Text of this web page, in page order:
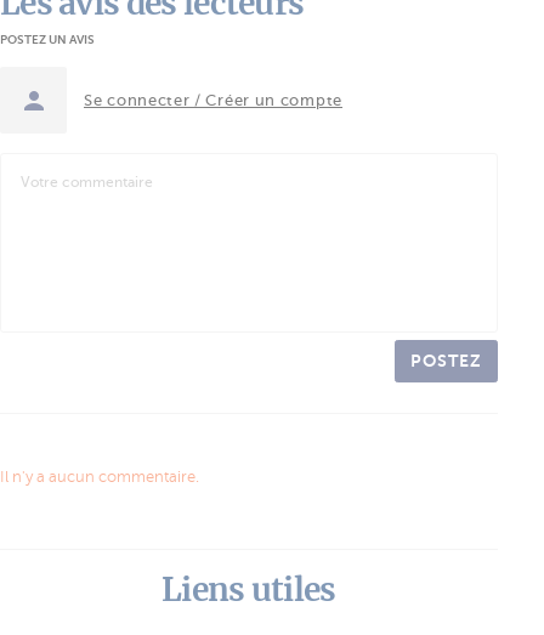
POSTEZ UN AVIS
Se connecter / Créer un compte
POSTEZ
Il n'y a aucun commentaire.
Liens utiles